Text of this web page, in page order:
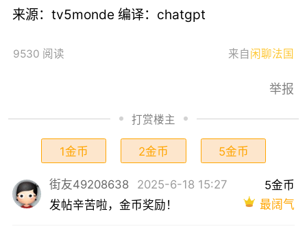
来源：tv5monde 编译：chatgpt
9530 阅读 来自 闲聊法国
举报
打赏楼主
1金币 2金币 5金币
街友49208638
2025-6-18 15:27
发帖辛苦啦，金币奖励！
5金币
最阔气